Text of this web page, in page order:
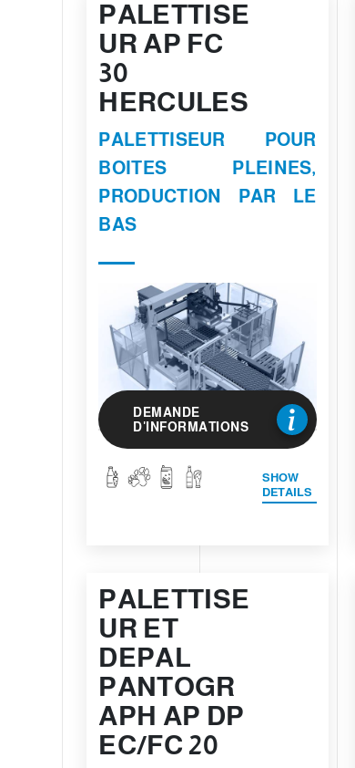
PALETTISE
UR AP FC
30
HERCULES
PALETTISEUR POUR
BOITES PLEINES,
PRODUCTION PAR LE
BAS
DEMANDE
D'INFORMATIONS
SHOW
DETAILS
PALETTISE
UR ET
DEPAL
PANTOGR
APH AP DP
EC/FC 20